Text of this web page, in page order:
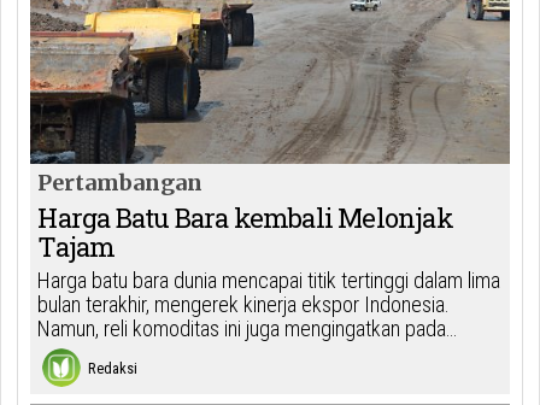
Pertambangan
Harga Batu Bara kembali Melonjak
Tajam
Harga batu bara dunia mencapai titik tertinggi dalam lima
bulan terakhir, mengerek kinerja ekspor Indonesia.
Namun, reli komoditas ini juga mengingatkan pada…
Redaksi